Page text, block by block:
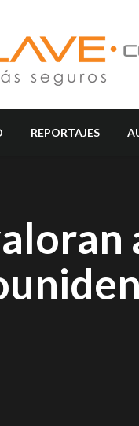
REPORTAJES